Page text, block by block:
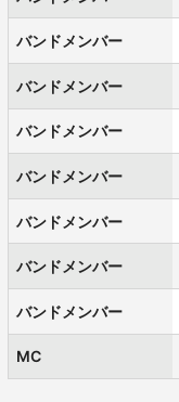
バンドメンバー
バンドメンバー
バンドメンバー
バンドメンバー
バンドメンバー
バンドメンバー
バンドメンバー
MC